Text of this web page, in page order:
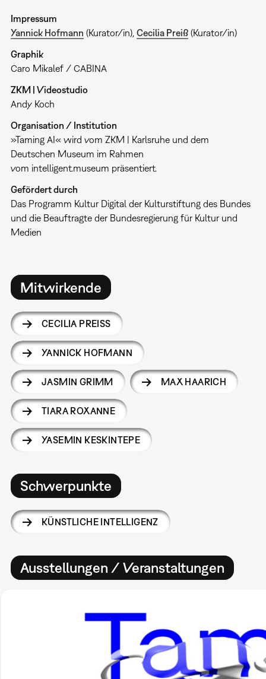
Impressum
Yannick Hofmann (Kurator/in), Cecilia Preiß(Kurator/in)
Graphik
Caro Mikalef / CABINA
ZKM | Videostudio
Andy Koch
Organisation / Institution
»Taming AI« wird vom ZKM | Karlsruhe und dem
Deutschen Museum im Rahmen
vom intelligent.museum präsentiert.
Gefördert durch
Das Programm Kultur Digital der Kulturstiftung des Bundes
und die Beauftragte der Bundesregierung für Kultur und
Medien
Mitwirkende
CECILIA PREISS
YANNICK HOFMANN
JASMIN GRIMM MAX HAARICH
TIARA ROXANNE
YASEMIN KESKINTEPE
Schwerpunkte
KÜNSTLICHE INTELLIGENZ
Ausstellungen / Veranstaltungen